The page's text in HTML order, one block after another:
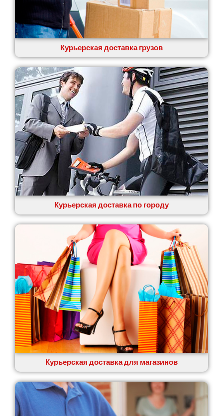
Курьерская доставка грузов
Курьерская доставка по городу
Курьерская доставка для магазинов